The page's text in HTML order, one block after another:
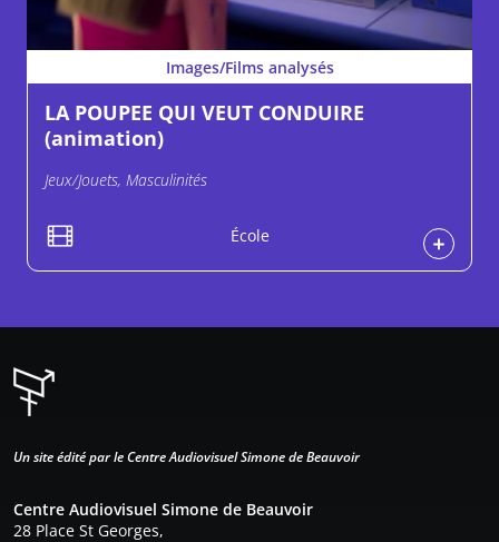
Images/Films analysés
LA POUPEE QUI VEUT CONDUIRE
(animation)
Jeux/Jouets, Masculinités
École
Un site édité par le Centre Audiovisuel Simone de Beauvoir
Centre Audiovisuel Simone de Beauvoir
28 Place St Georges,